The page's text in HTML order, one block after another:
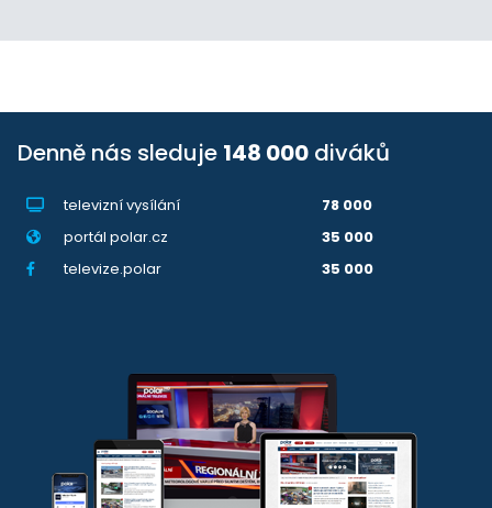
Denně nás sleduje 148 000 diváků
televizní vysílání
78 000
portál polar.cz
35 000
televize.polar
35 000